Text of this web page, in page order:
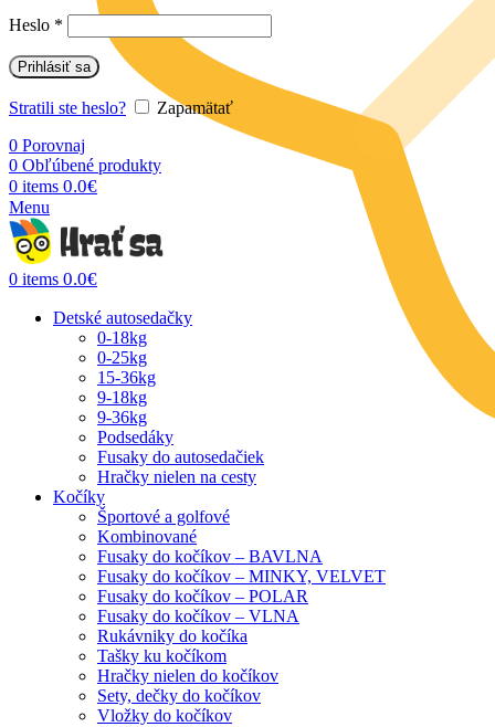
Heslo *
Prihlásiť sa
Stratili ste heslo?
Zapamätať
0 Porovnaj
0 Obľúbené produkty
0 items 0.0€
Menu
0 items 0.0€
Detské autosedačky
0-18kg
0-25kg
15-36kg
9-18kg
9-36kg
Podsedáky
Fusaky do autosedačiek
Hračky nielen na cesty
Kočíky
Športové a golfové
Kombinované
Fusaky do kočíkov – BAVLNA
Fusaky do kočíkov – MINKY, VELVET
Fusaky do kočíkov – POLAR
Fusaky do kočíkov – VLNA
Rukávniky do kočíka
Tašky ku kočíkom
Hračky nielen do kočíkov
Sety, dečky do kočíkov
Vložky do kočíkov